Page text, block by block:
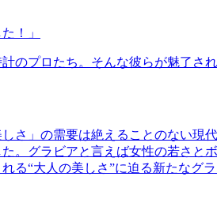
！」
のプロたち。そんな彼らが魅了さ
さ」の需要は絶えることのない
。グラビアと言えば女性の若さと
る“大人の美しさ”に迫る新たなグ